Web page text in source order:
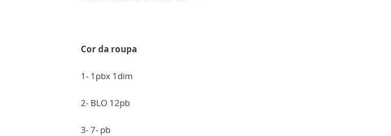
Cor da roupa
1- 1pbx 1dim
2- BLO 12pb
3- 7- pb